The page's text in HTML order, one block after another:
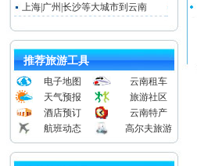
上海|广州|长沙等大城市到云南
推荐旅游工具
电子地图
云南租车
天气预报
旅游社区
酒店预订
云南特产
航班动态
高尔夫旅游